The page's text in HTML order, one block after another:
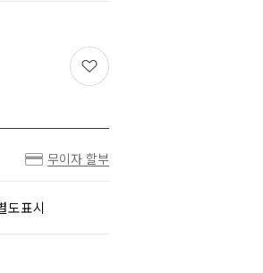
무이자 할부
도표시